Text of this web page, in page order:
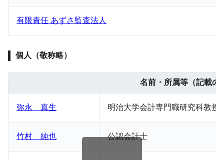
有限責任 あずさ監査法人
個人（敬称略）
名前・所属等（記載の
弥永 真生 明治大学会計専門職研究科教授
竹村 純也 公認会計士